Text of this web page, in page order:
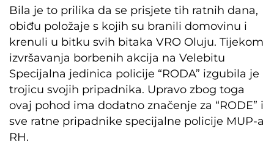
Bila je to prilika da se prisjete tih ratnih dana,
obiđu položaje s kojih su branili domovinu i
krenuli u bitku svih bitaka VRO Oluju. Tijekom
izvršavanja borbenih akcija na Velebitu
Specijalna jedinica policije “RODA” izgubila je
trojicu svojih pripadnika. Upravo zbog toga
ovaj pohod ima dodatno značenje za “RODE” i
sve ratne pripadnike specijalne policije MUP-a
RH.